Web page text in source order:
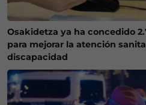
Osakidetza ya ha concedido
para mejorar la atención
discapacidad